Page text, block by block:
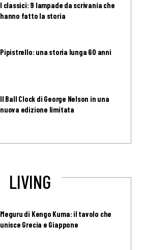
I classici: 9 lampade da scrivania che
hanno fatto la storia
Pipistrello: una storia lunga 60 anni
Il Ball Clock di George Nelson in una
nuova edizione limitata
LIVING
Meguru di Kengo Kuma: il tavolo che
unisce Grecia e Giappone